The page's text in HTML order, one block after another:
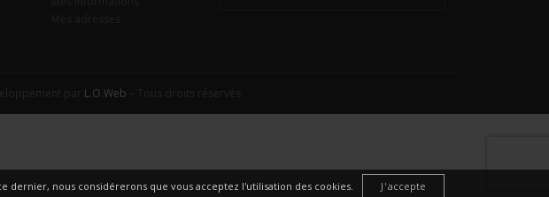
L.O.Web
dernier, nous considérerons que vous acceptez l'utilisation des cookies. J'accepte